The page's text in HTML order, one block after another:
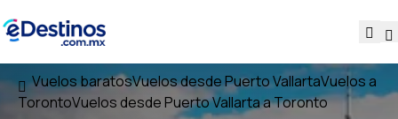
Vuelos baratosVuelos desde Puerto VallartaVuelos a
TorontoVuelos desde Puerto Vallarta a Toronto